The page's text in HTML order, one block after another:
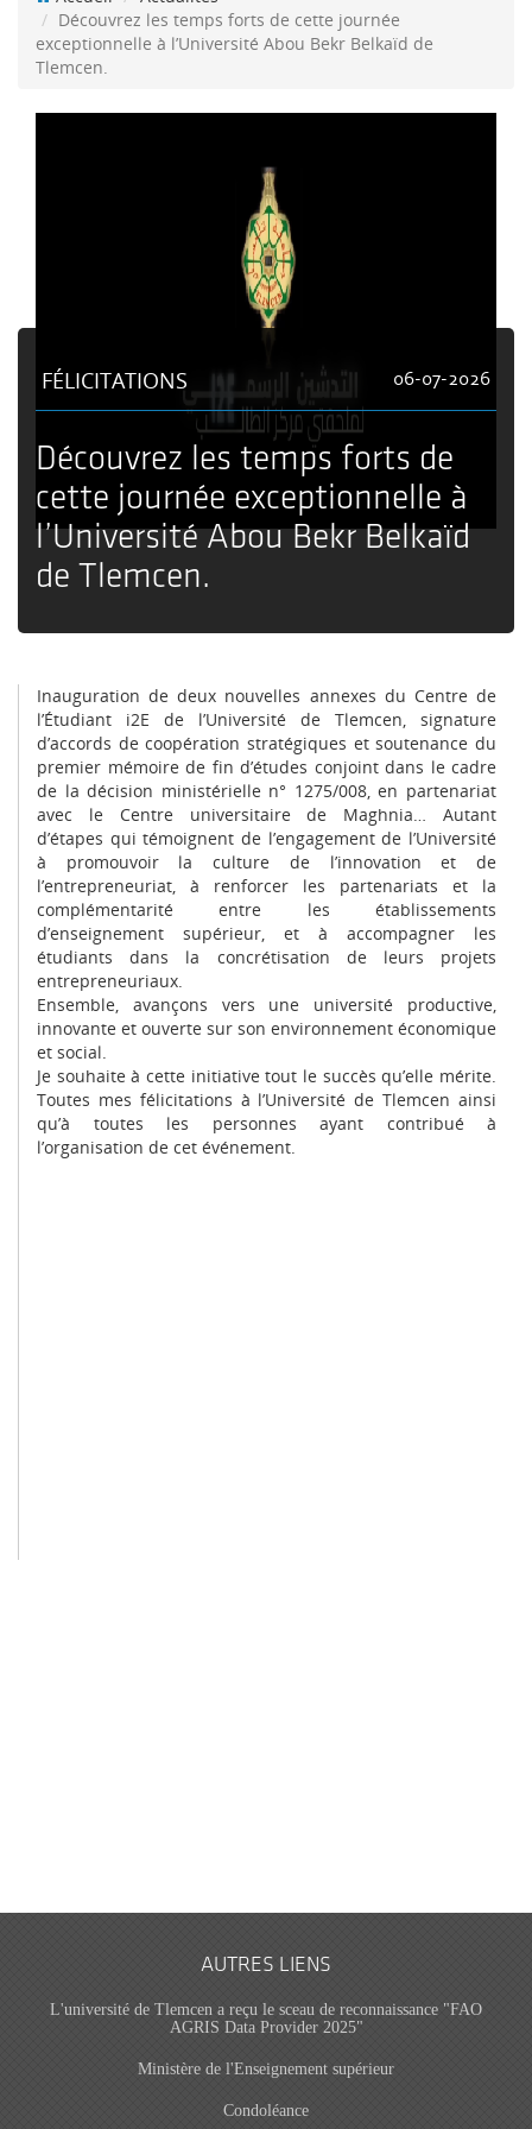
Découvrez les temps forts de cette journée
exceptionnelle à l’Université Abou Bekr Belkaïd de
Tlemcen.
FÉLICITATIONS 06-07-2026
Découvrez les temps forts de
cette journée exceptionnelle à
l’Université Abou Bekr Belkaïd
de Tlemcen.
Inauguration de deux nouvelles annexes du Centre de
l’Étudiant i2E de l’Université de Tlemcen, signature
d’accords de coopération stratégiques et soutenance du
premier mémoire de fin d’études conjoint dans le cadre
de la décision ministérielle n° 1275/008, en partenariat
avec le Centre universitaire de Maghnia… Autant
d’étapes qui témoignent de l’engagement de l’Université
à promouvoir la culture de l’innovation et de
l’entrepreneuriat, à renforcer les partenariats et la
complémentarité entre les établissements
d’enseignement supérieur, et à accompagner les
étudiants dans la concrétisation de leurs projets
entrepreneuriaux.
Ensemble, avançons vers une université productive,
innovante et ouverte sur son environnement économique
et social.
Je souhaite à cette initiative tout le succès qu’elle mérite.
Toutes mes félicitations à l’Université de Tlemcen ainsi
qu’à toutes les personnes ayant contribué à
l’organisation de cet événement.
AUTRES LIENS
L'université de Tlemcen a reçu le sceau de reconnaissance "FAO
AGRIS Data Provider 2025"
Ministère de l'Enseignement supérieur
Condoléance